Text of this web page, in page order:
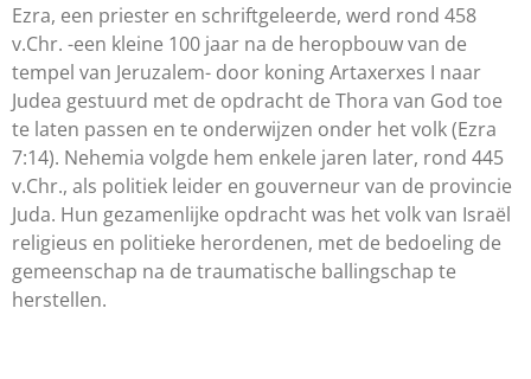
Ezra, een priester en schriftgeleerde, werd rond 458
v.Chr. -een kleine 100 jaar na de heropbouw van de
tempel van Jeruzalem- door koning Artaxerxes I naar
Judea gestuurd met de opdracht de Thora van God toe
te laten passen en te onderwijzen onder het volk (Ezra
7:14). Nehemia volgde hem enkele jaren later, rond 445
v.Chr., als politiek leider en gouverneur van de provincie
Juda. Hun gezamenlijke opdracht was het volk van Israël
religieus en politieke herordenen, met de bedoeling de
gemeenschap na de traumatische ballingschap te
herstellen.